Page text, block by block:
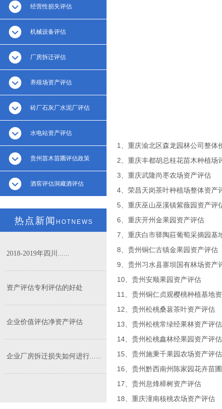
1、重庆渝北区森龙园林公司整体
2、重庆丰都胡总桂花苗木种植场
3、重庆武隆尚枣农场资产评估
4、荣昌天岗茶叶种植场整体资产
5、重庆巫山巫溪镇紫薇园资产评
6、重庆开州金果园资产评估
7、重庆白市驿陶莊葡萄采摘园基
8、贵州铜仁古镇金果园资产评估
9、贵州习水县寨坝国有林场资产
10、贵州安顺果园资产评估
11、贵州铜仁贞观樱桃种植基地
12、贵州松桃桑葚茶叶资产评估
13、贵州松桃常绿经果林资产评估
14、贵州松桃鑫林经果园资产评估
15、贵州施秉千果园农场资产评估
16、贵州黔西南州陈家园花卉苗
17、贵州息烽樟树资产评估
18、重庆潼南核桃农场资产评估
经营性损失评估
机械设备评估
厂房拆迁评估
养殖场资产评估
砖厂石灰厂水泥厂评估
水电站资产评估
贵州苗木苗圃评估政策
酒窖评估洞藏酒评估
热点新闻 HOTNEWS
2018-2019年四川......
资产评估专利评估的好处
企业价值评估净资产评估
企业厂房拆迁损失如何进行......